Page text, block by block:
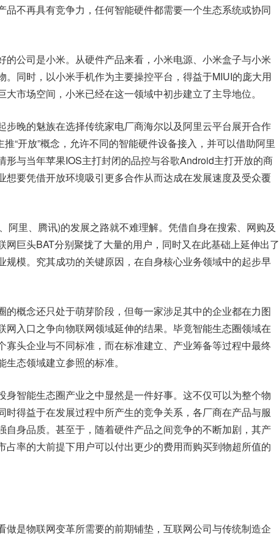
品不再具有竞争力，任何智能硬件都需要一个生态系统或协同
的公司是小米。从硬件产品来看，小米电源、小米盒子与小米
。同时，以小米手机作为主要操控平台，得益于MIUI的庞大用
大市场空间，小米已经在这一领域中初步建立了主导地位。
步晚的魅族在选择传统家电厂商海尔以及阿里云平台展开合作
“开放”概念，允许不同的智能硬件设备接入，并可以借助阿里
形与当年苹果IOS主打封闭的品控与谷歌Android主打开放的商
想要凭借开放环境吸引更多合作从而达成在发展速度及受众覆
阿里、腾讯)的发展之路就不难理解。凭借自身在搜索、网购及
网巨头BAT分别聚拢了大量的用户，同时又在此基础上延伸出了
规模。究其成功的关键原因，在自身核心业务领域中的起步早
的概念还只处于萌芽阶段，但每一家涉足其中的企业都在力图
网入口之争向物联网领域延伸的结果。毕竟智能生态圈领域在
寡头企业与不同标准，而在标准建立、产业筹备等过程中最终
态领域建立参照的标准。
身智能生态圈产业之中显然是一件好事。这不仅可以为整个物
时得益于在发展过程中所产生的竞争关系，各厂商在产品与服
自身品质。甚至于，随着硬件产品之间竞争的不断加剧，其产
占率的大前提下用户可以付出更少的费用而购买到物超所值的
做是物联网变革所需要的前期铺垫，互联网公司与传统制造企